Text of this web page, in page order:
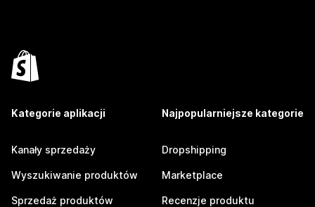
Kategorie aplikacji
Kanały sprzedaży
Wyszukiwanie produktów
Sprzedaż produktów
Najpopularniejsze kategorie
Dropshipping
Marketplace
Recenzje produktu